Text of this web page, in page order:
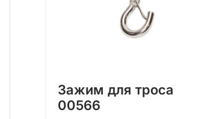
Зажим для троса
00566